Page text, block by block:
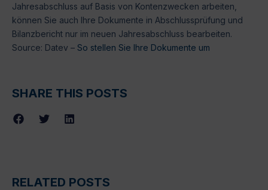
Jahresabschluss auf Basis von Kontenzwecken arbeiten,
können Sie auch Ihre Dokumente in Abschlussprüfung und
Bilanzbericht nur im neuen Jahresabschluss bearbeiten.
Source: Datev – So stellen Sie Ihre Dokumente um
SHARE THIS POSTS
RELATED POSTS